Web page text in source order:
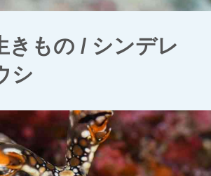
きもの / シンデレ
シ